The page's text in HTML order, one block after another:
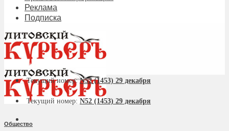
Реклама
Подписка
Текущий номер:N52 (1453) 29 декабря
Текущий номер: N52 (1453) 29 декабря
Общество